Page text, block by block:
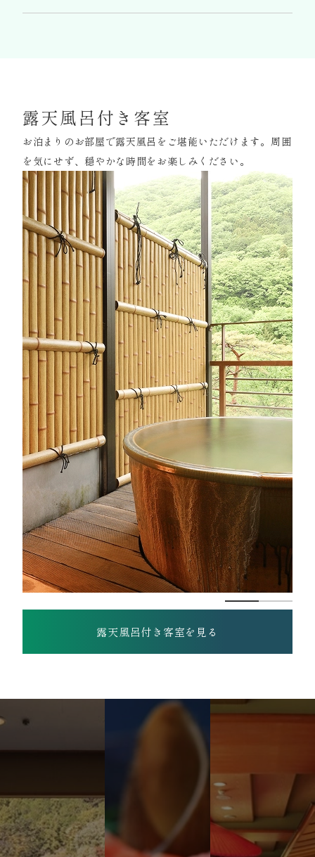
露天風呂付き客室
お泊まりのお部屋で露天風呂をご堪能いただけます。 周囲
を気にせず、穏やかな時間をお楽しみください。
露天風呂付き客室を見る